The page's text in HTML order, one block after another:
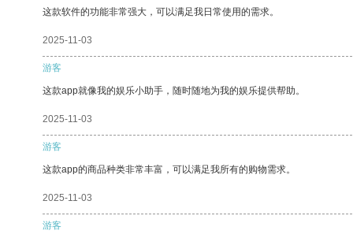
这款软件的功能非常强大，可以满足我日常使用的需求。
2025-11-03
游客
这款app就像我的娱乐小助手，随时随地为我的娱乐提供帮助。
2025-11-03
游客
这款app的商品种类非常丰富，可以满足我所有的购物需求。
2025-11-03
游客